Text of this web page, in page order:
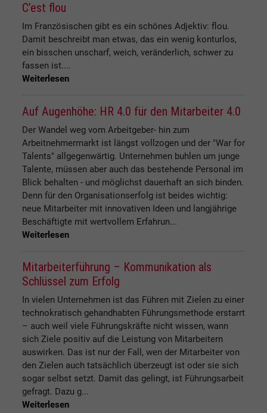
C’est flou
Im Französischen gibt es ein schönes Adjektiv: flou.
Damit beschreibt man etwas, das ein wenig konturlos,
ein bisschen unscharf, weich, veränderlich, schwer zu
fassen ist....
Weiterlesen
Auf Augenhöhe: HR 4.0 für den Mitarbeiter 4.0
Der Wandel weg vom Arbeitgeber- hin zum
Arbeitnehmermarkt ist längst vollzogen und der "War for
Talents" allgegenwärtig. Unternehmen buhlen um junge
Talente, müssen aber auch das bestehende Personal im
Blick behalten - und möglichst dauerhaft an sich binden.
Denn für den Organisationserfolg ist beides wichtig:
neue Mitarbeiter mit innovativen Ideen und langjährige
Beschäftigte mit wertvollem Erfahrun...
Weiterlesen
Mitarbeiterführung – Kommunikation als
Schlüssel zum Erfolg
In vielen Unternehmen ist das Führen mit Zielen zu einer
technokratisch gehandhabten Führungsmethode erstarrt
– auch weil viele Führungskräfte nicht wissen, wann
sich Ziele positiv auf die Leistung von Mitarbeitern
auswirken. Das ist nur der Fall, wen der Mitarbeiter von
den Zielen auch tatsächlich überzeugt ist oder sie sich
sogar selbst setzt. Damit das gelingt, ist Führungsarbeit
gefragt. Dazu g...
Weiterlesen